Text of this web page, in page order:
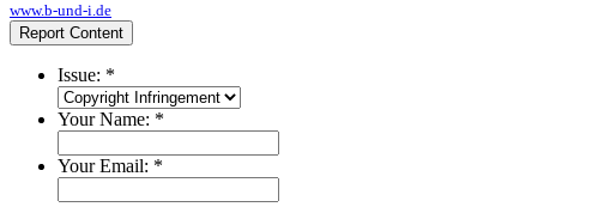
www.b-und-i.de
Report Content
Issue: *
Your Name: *
Your Email: *